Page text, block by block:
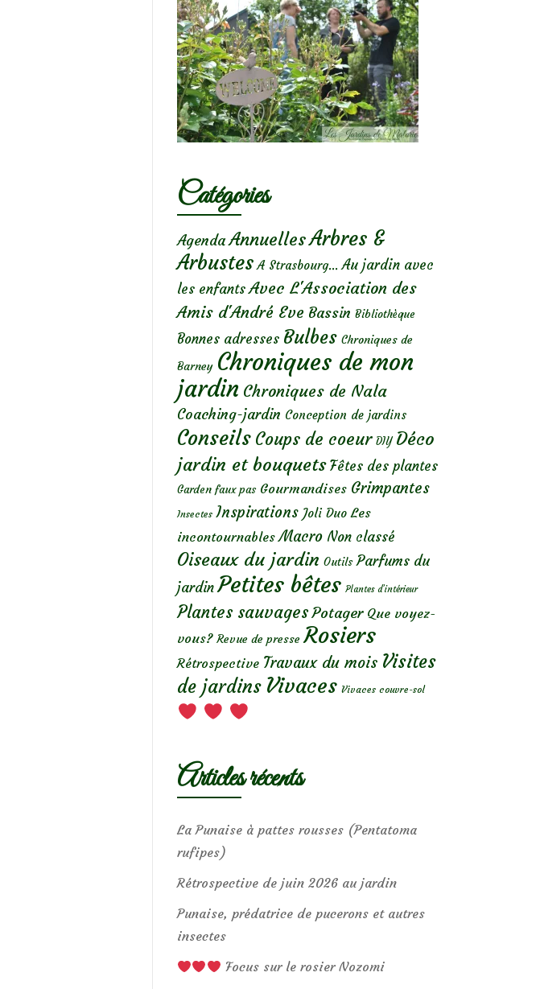
Catégories
Agenda AnnuellesArbres &
Arbustes A Strasbourg... Au jardin avec
les enfants Avec L'Association des
Amis d'André Eve Bassin Bibliothèque
Bonnes adresses Bulbes Chroniques de
Barney Chroniques de mon
jardin Chroniques de Nala
Coaching-jardin Conception de jardins
Conseils Coups de coeur DIY Déco
jardin et bouquets Fêtes des plantes
Garden faux pas Gourmandises Grimpantes
Insectes Inspirations Joli Duo Les
incontournables Macro Non classé
Oiseaux du jardin Outils Parfums du
jardin Petites bêtes Plantes d’intérieur
Plantes sauvages Potager Que voyez-
vous? Revue de presse Rosiers
Rétrospective Travaux du mois Visites
de jardins Vivaces Vivaces couvre-sol
Articles récents
La Punaise à pattes rousses (Pentatoma
rufipes)
Rétrospective de juin 2026 au jardin
Punaise, prédatrice de pucerons et autres
insectes
Focus sur le rosier Nozomi